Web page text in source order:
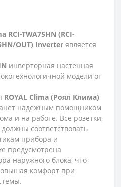
RCI-TWA75HN (RCI-
OUT) Inverter является
инверторная настенная
модели от
ROYAL Clima (Роял Клима)
надежным помощником
и на работе. Все розетки,
соответствовать
прибора и
предусмотрена
наружного блока, что
комфорт при